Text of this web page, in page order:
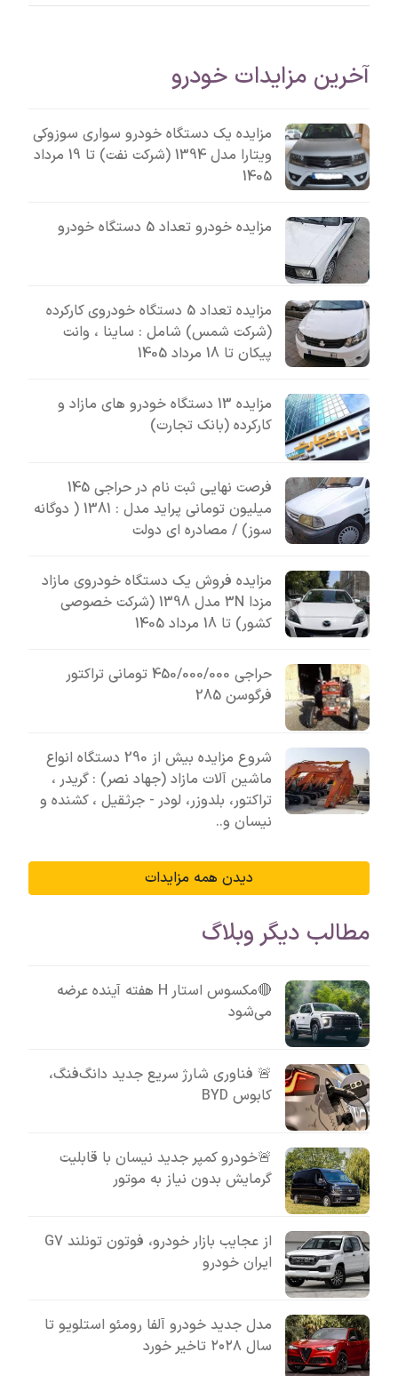
آخرین مزایدات خودرو
مزایده یک دستگاه خودرو سواری سوزوکی
ویتارا مدل 1394 (شرکت نفت) تا 19 مرداد
1405
مزایده خودرو تعداد 5 دستگاه خودرو
مزایده تعداد 5 دستگاه خودروی کارکرده
(شرکت شمس) شامل : ساینا ، وانت
پیکان تا 18 مرداد 1405
مزایده 13 دستگاه خودرو های مازاد و
کارکرده (بانک تجارت)
فرصت نهایی ثبت نام در حراجی 145
میلیون تومانی پراید مدل : 1381 ( دوگانه
سوز) / مصادره ای دولت
مزایده فروش یک دستگاه خودروی مازاد
مزدا 3N مدل 1398 (شرکت خصوصی
کشور) تا 18 مرداد 1405
حراجی 450/000/000 تومانی تراکتور
فرگوسن 285
شروع مزایده بیش از 290 دستگاه انواع
ماشین آلات مازاد (جهاد نصر) : گریدر ،
تراکتور، بلدوزر، لودر - جرثقیل ، کشنده و
نیسان و..
دیدن همه مزایدات
مطالب دیگر وبلاگ
🔴مکسوس استار H هفته آینده عرضه
می‌شود
🚨 فناوری شارژ سریع جدید دانگ‌فنگ،
کابوس BYD
🚨خودرو کمپر جدید نیسان با قابلیت
گرمایش بدون نیاز به موتور
از عجایب بازار خودرو، فوتون تونلند G7
ایران خودرو
مدل جدید خودرو آلفا رومئو استلویو تا
سال ۲۰۲۸ تاخیر خورد